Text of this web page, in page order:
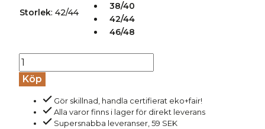
Storlek: 42/44
38/40
42/44
46/48
Leggings
ull/silke
svart
mängd
Köp
Gör skillnad, handla certifierat eko+fair!
Alla varor finns i lager för direkt leverans
Supersnabba leveranser, 59 SEK